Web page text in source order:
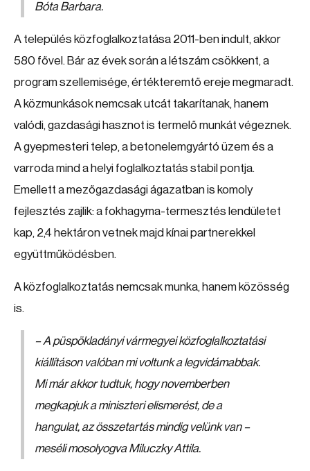
Bóta Barbara.
A település közfoglalkoztatása 2011-ben indult, akkor
580 fővel. Bár az évek során a létszám csökkent, a
program szellemisége, értékteremtő ereje megmaradt.
A közmunkások nemcsak utcát takarítanak, hanem
valódi, gazdasági hasznot is termelő munkát végeznek.
A gyepmesteri telep, a betonelemgyártó üzem és a
varroda mind a helyi foglalkoztatás stabil pontja.
Emellett a mezőgazdasági ágazatban is komoly
fejlesztés zajlik: a fokhagyma-termesztés lendületet
kap, 2,4 hektáron vetnek majd kínai partnerekkel
együttműködésben.
A közfoglalkoztatás nemcsak munka, hanem közösség
is.
– A püspökladányi vármegyei közfoglalkoztatási
kiállításon valóban mi voltunk a legvidámabbak.
Mi már akkor tudtuk, hogy novemberben
megkapjuk a miniszteri elismerést, de a
hangulat, az összetartás mindig velünk van –
meséli mosolyogva Miluczky Attila.